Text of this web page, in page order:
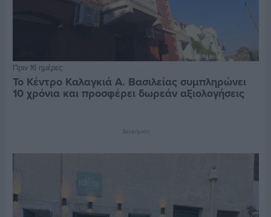
Πριν 16 ημέρες
Το Κέντρο Καλαγκιά Α. Βασιλείας συμπληρώνει
10 χρόνια και προσφέρει δωρεάν αξιολογήσεις
Διαφήμιση